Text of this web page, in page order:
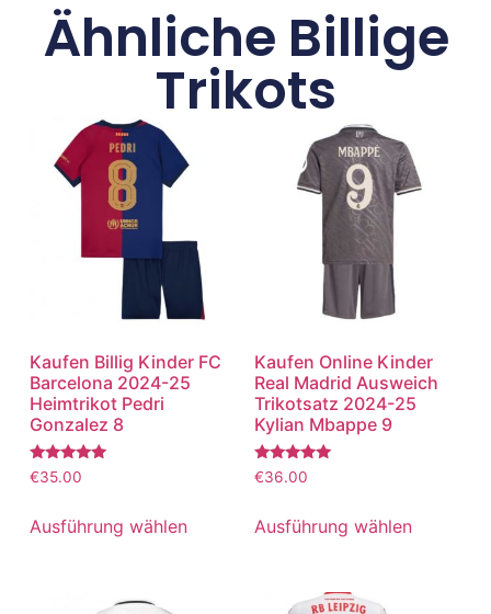
Ähnliche Billige
Trikots
Kaufen Billig Kinder FC
Barcelona 2024-25
Heimtrikot Pedri
Gonzalez 8
Bewertet
mit
von 5
€35.00
Ausführung wählen
Kaufen Online Kinder
Real Madrid Ausweich
Trikotsatz 2024-25
Kylian Mbappe 9
Bewertet
mit
von 5
€36.00
Ausführung wählen